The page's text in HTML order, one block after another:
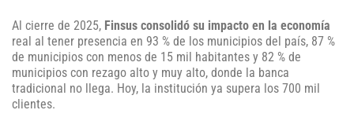
Al cierre de 2025, Finsus consolidó su impacto en la economía
real al tener presencia en 93 % de los municipios del país, 87 %
de municipios con menos de 15 mil habitantes y 82 % de
municipios con rezago alto y muy alto, donde la banca
tradicional no llega. Hoy, la institución ya supera los 700 mil
clientes.